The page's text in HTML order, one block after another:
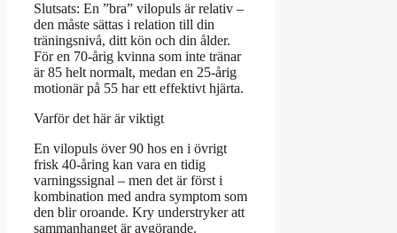
Slutsats: En ”bra” vilopuls är relativ –
den måste sättas i relation till din
träningsnivå, ditt kön och din ålder.
För en 70-årig kvinna som inte tränar
är 85 helt normalt, medan en 25-årig
motionär på 55 har ett effektivt hjärta.
Varför det här är viktigt
En vilopuls över 90 hos en i övrigt
frisk 40-åring kan vara en tidig
varningssignal – men det är först i
kombination med andra symptom som
den blir oroande. Kry understryker att
sammanhanget är avgörande.